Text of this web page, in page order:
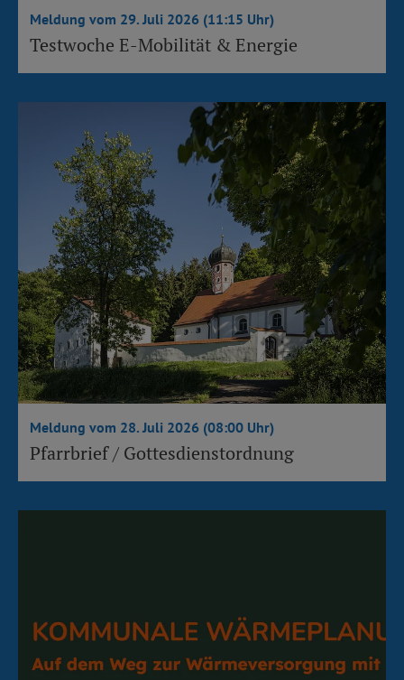
Meldung vom 29. Juli 2026 (11:15 Uhr)
Testwoche E-Mobilität & Energie
Meldung vom 28. Juli 2026 (08:00 Uhr)
Pfarrbrief / Gottesdienstordnung